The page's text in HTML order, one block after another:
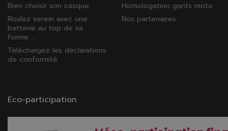
Bien choisir son casque
Roulez serein avec une
batterie au top de sa
forme ...
Téléchargez les déclarations
de conformité
Homologation gants moto
Nos partenaires
Eco-participation